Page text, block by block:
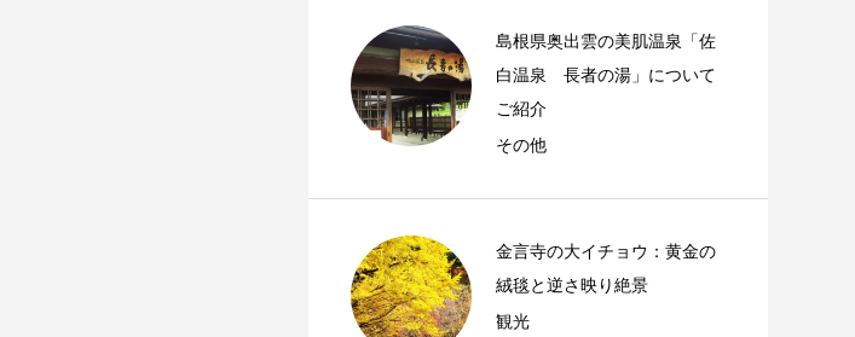
島根県奥出雲の美肌温泉「佐
白温泉 長者の湯」について
ご紹介
その他
金言寺の大イチョウ：黄金の
絨毯と逆さ映り絶景
観光